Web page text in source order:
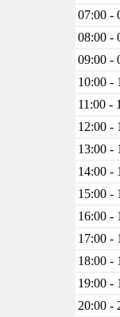
07:00 -
08:00 -
09:00 -
10:00 -
11:00 -
12:00 -
13:00 -
14:00 -
15:00 -
16:00 -
17:00 -
18:00 -
19:00 -
20:00 -